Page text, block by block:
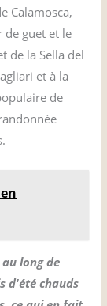
Calamosca,
de guet et le
de la Sella del
et à la
de
long de
d'été chauds